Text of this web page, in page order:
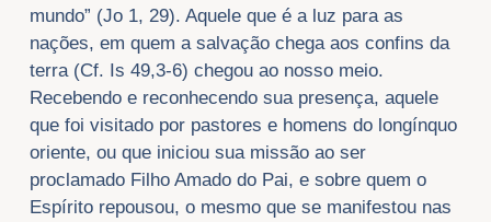
mundo” (Jo 1, 29). Aquele que é a luz para as
nações, em quem a salvação chega aos confins da
terra (Cf. Is 49,3-6) chegou ao nosso meio.
Recebendo e reconhecendo sua presença, aquele
que foi visitado por pastores e homens do longínquo
oriente, ou que iniciou sua missão ao ser
proclamado Filho Amado do Pai, e sobre quem o
Espírito repousou, o mesmo que se manifestou nas